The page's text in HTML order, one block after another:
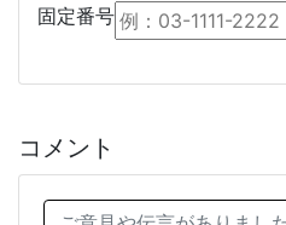
固定番号
コメント